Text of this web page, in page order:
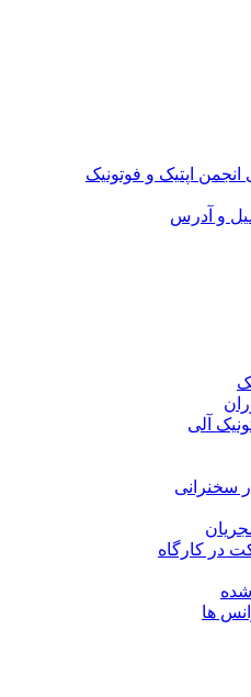
اپتیک و فوتونیک
و آدرس
آلی
کارگاه
ها